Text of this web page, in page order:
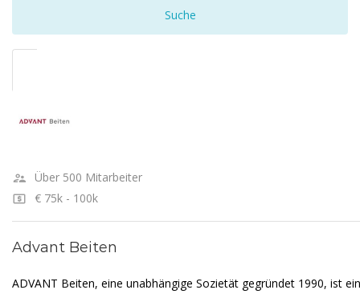
Über 500 Mitarbeiter
€ 75k - 100k
Advant Beiten
ADVANT Beiten, eine unabhängige Sozietät gegründet 1990, ist